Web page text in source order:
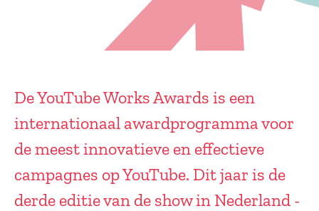
De YouTube Works Awards is een
internationaal awardprogramma voor
de meest innovatieve en effectieve
campagnes op YouTube. Dit jaar is de
derde editie van de show in Nederland -